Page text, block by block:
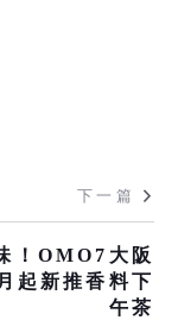
下一篇
！OMO7大阪
起新推香料下
午茶